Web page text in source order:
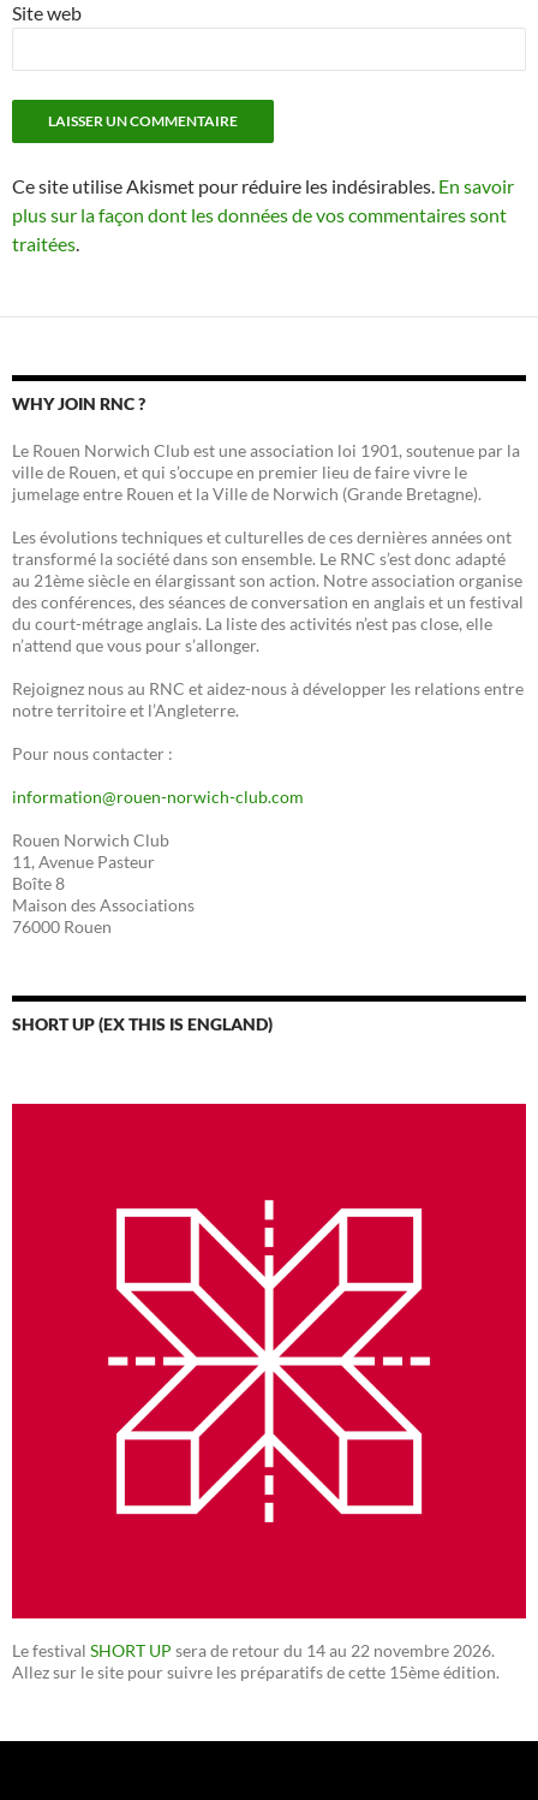
Site web
Ce site utilise Akismet pour réduire les indésirables. En savoir
plus sur la façon dont les données de vos commentaires sont
traitées.
WHY JOIN RNC ?
Le Rouen Norwich Club est une association loi 1901, soutenue par la
ville de Rouen, et qui s’occupe en premier lieu de faire vivre le
jumelage entre Rouen et la Ville de Norwich (Grande Bretagne).
Les évolutions techniques et culturelles de ces dernières années ont
transformé la société dans son ensemble. Le RNC s’est donc adapté
au 21ème siècle en élargissant son action. Notre association organise
des conférences, des séances de conversation en anglais et un festival
du court-métrage anglais. La liste des activités n’est pas close, elle
n’attend que vous pour s’allonger.
Rejoignez nous au RNC et aidez-nous à développer les relations entre
notre territoire et l’Angleterre.
Pour nous contacter :
information@rouen-norwich-club.com
Rouen Norwich Club
11, Avenue Pasteur
Boîte 8
Maison des Associations
76000 Rouen
SHORT UP (EX THIS IS ENGLAND)
Le festival SHORT UP sera de retour du 14 au 22 novembre 2026.
Allez sur le site pour suivre les préparatifs de cette 15ème édition.